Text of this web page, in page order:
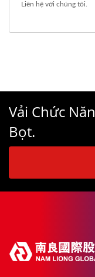
Liên hệ với chúng tôi
Vải Chức
Bọt.